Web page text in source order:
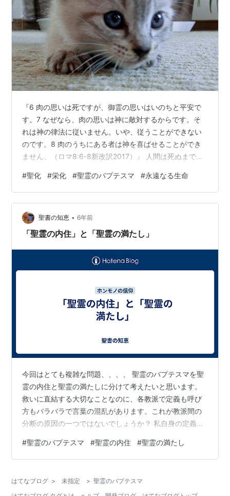
『6 肉の思いは死ですが、御霊の思いはいのちと平安で
す。7 なぜなら、肉の思いは神に敵対するからです。そ
れは神の律法に従いません。いや、従うことができない
のです。8 肉のうちにある者は神を喜ばせることができ
ません。（ロマ8:6-8新改訳2017）』 人間は死ぬまで成
輩に接すると、非常に頭が下がる思いです。 人間にとっ
て身体を維持する大切な要素は、栄養、睡眠、そして、
運動だそうです。このバランスが崩れると「健康の維
持」が難しくなると聞きます。 これは、肉体に限らず、
魂にも当てはまるのかも知れません。 【主】の愛を受け
#聖化 #栄化 #聖霊のバプテスマ #永遠なる生命
聖書の知恵 • 6年前
「聖霊の内住」と「聖霊の満たし」
今回はとても複雑な問題、、、、 聖霊のバプテスマを聖
霊の内住と聖霊の満たしに分けて考えたいと思います。
救いに直結する大切なことなのに、各教派で定義も呼び
方もバラバラで言葉の混乱があります。これが教派間の
分断の原因の一つではないでしょうか？ 私自身の定義で
聖霊の満たしとは・・・・宣教の能力 となります。勿論
同じ聖霊なのですが、この２つを分けて理解すべきだと
「聖霊の満たし」という２つの側面を色分けして比べて
#聖霊のバプテスマ #聖霊の内住 #聖霊の満たし
はてなブログ > 未指定 > 聖霊のバプテスマ